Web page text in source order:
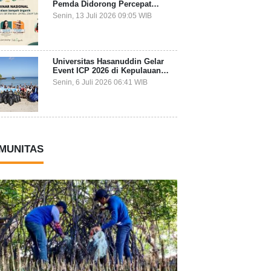
Pemda Didorong Percepat
Transformasi Pengelolaan
Sampah Organik dari Sumber
Senin, 13 Juli 2026 09:05 WIB
Universitas Hasanuddin Gelar
Event ICP 2026 di Kepulauan
Selayar, Mahasiswa dari 27
Negara Jadi Partisipan
Senin, 6 Juli 2026 06:41 WIB